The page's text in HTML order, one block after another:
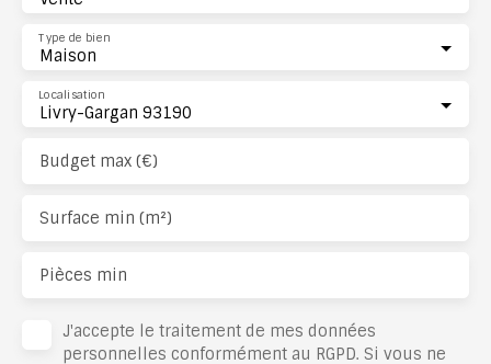
Maison
Type de bien
Livry-Gargan 93190
Localisation
Budget max (€)
Surface min (m²)
Pièces min
J'accepte le traitement de mes données
personnelles conformément au RGPD. Si vous ne